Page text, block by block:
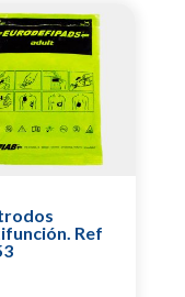
Ref